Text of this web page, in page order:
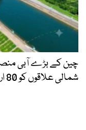
چین کے بڑے آبی
شمالی علاقوں کو 80 ارب مکعب میٹر پانی فراہم